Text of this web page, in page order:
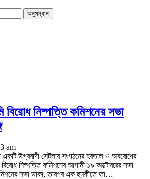
বিরোধ নিষ্পত্তি কমিশনের সভা
am
একটি উগ্রবাদী সেটলার সংগঠনের হরতাল ও অবরোধের
বিরোধ নিষ্পত্তি কমিশনের আগামী ১৯ অক্টোবরের সভা
সভা ডাকা, তারপর এক হুমকীতে তা…